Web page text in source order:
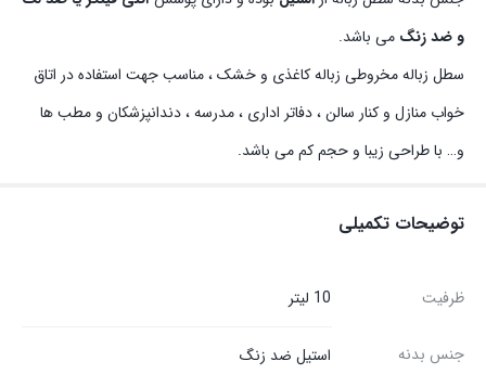
و ضد زنگ می باشد.
سطل زباله مخروطی زباله کاغذی و خشک ، مناسب جهت استفاده در اتاق
خواب منازل و کنار سالن ، دفاتر اداری ، مدرسه ، دندانپزشکان و مطب ها
و… با طراحی زیبا و حجم کم می باشد.
توضیحات تکمیلی
ظرفيت 10 ليتر
جنس بدنه استیل ضد زنگ